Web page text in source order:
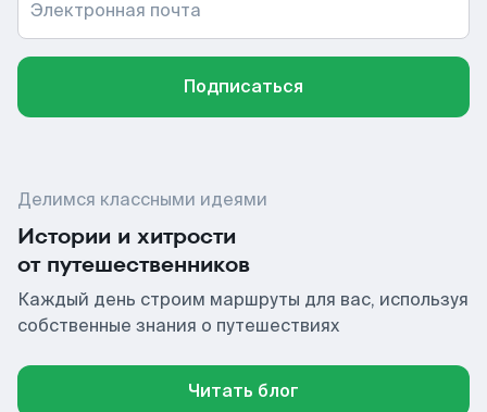
Электронная почта
Подписаться
Делимся классными идеями
Истории и хитрости
от путешественников
Каждый день строим маршруты для вас, используя
собственные знания о путешествиях
Читать блог